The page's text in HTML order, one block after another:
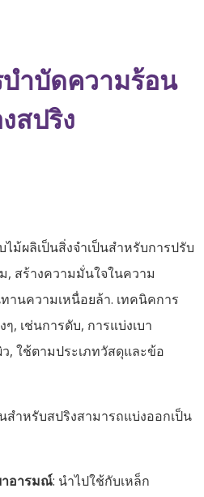
ำบัดความร้อน
สปริง
ม้ผลิเป็นสิ่งจำเป็นสำหรับการปรับ
สร้างความมั่นใจในความ
นความเหนื่อยล้า. เทคนิคการ
, เช่นการดับ, การแบ่งเบา
, ใช้ตามประเภทวัสดุและข้อ
ำหรับสปริงสามารถแบ่งออกเป็น
าอารมณ์: นำไปใช้กับเหล็ก